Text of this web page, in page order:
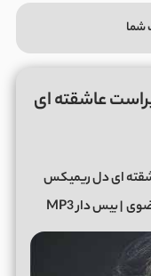
شما
عاشقته ای
ای دل ریمیکس
| بیس دار MP3